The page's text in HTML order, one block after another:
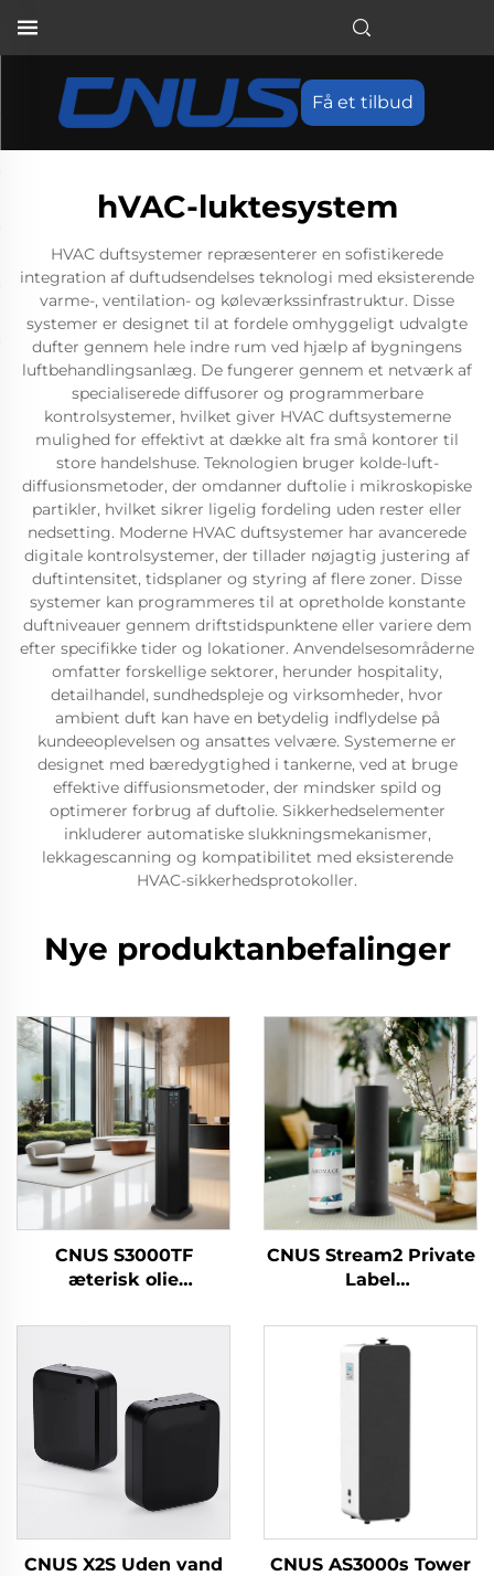
Få et tilbud
hVAC-luktesystem
HVAC duftsystemer repræsenterer en sofistikerede
integration af duftudsendelses teknologi med eksisterende
varme-, ventilation- og køleværkssinfrastruktur. Disse
systemer er designet til at fordele omhyggeligt udvalgte
dufter gennem hele indre rum ved hjælp af bygningens
luftbehandlingsanlæg. De fungerer gennem et netværk af
specialiserede diffusorer og programmerbare
kontrolsystemer, hvilket giver HVAC duftsystemerne
mulighed for effektivt at dække alt fra små kontorer til
store handelshuse. Teknologien bruger kolde-luft-
diffusionsmetoder, der omdanner duftolie i mikroskopiske
partikler, hvilket sikrer ligelig fordeling uden rester eller
nedsetting. Moderne HVAC duftsystemer har avancerede
digitale kontrolsystemer, der tillader nøjagtig justering af
duftintensitet, tidsplaner og styring af flere zoner. Disse
systemer kan programmeres til at opretholde konstante
duftniveauer gennem driftstidspunktene eller variere dem
efter specifikke tider og lokationer. Anvendelsesområderne
omfatter forskellige sektorer, herunder hospitality,
detailhandel, sundhedspleje og virksomheder, hvor
ambient duft kan have en betydelig indflydelse på
kundeeoplevelsen og ansattes velvære. Systemerne er
designet med bæredygtighed i tankerne, ved at bruge
effektive diffusionsmetoder, der mindsker spild og
optimerer forbrug af duftolie. Sikkerhedselementer
inkluderer automatiske slukkningsmekanismer,
lekkagescanning og kompatibilitet med eksisterende
HVAC-sikkerhedsprotokoller.
Nye produktanbefalinger
CNUS S3000TF
æterisk olie
badeværelse/kontor
Duftdiffusermaskinesystem
CNUS Stream2 Private
Label
Plug In 150ML Flora
Duft Olie Cold Mist
Trådløs Smart WIFI
CNUS X2S Uden vand
CNUS AS3000s Tower